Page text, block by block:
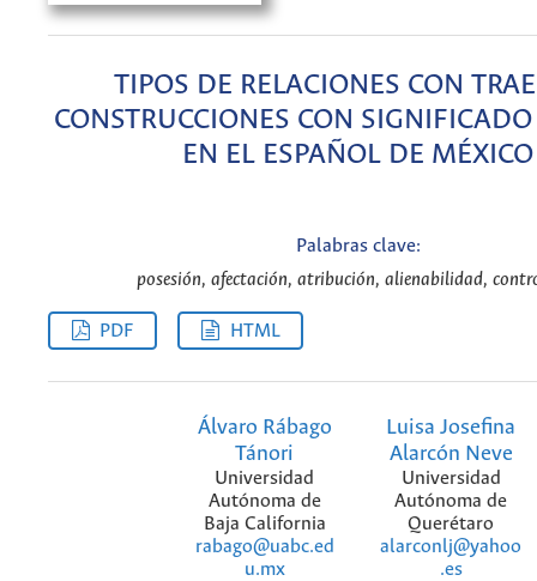
TIPOS DE RELACIONES CON
CONSTRUCCIONES CON
EN EL ESPAÑOL DE MÉXICO
Palabras clave:
posesión, afectación, atribución, alienabilidad,
PDF HTML
Álvaro Rábago
Tánori
Universidad
Autónoma de
Baja California
rabago@uabc.ed
u.mx
Luisa Josefina
Alarcón Neve
Universidad
Autónoma de
Querétaro
alarconlj@yahoo
.es